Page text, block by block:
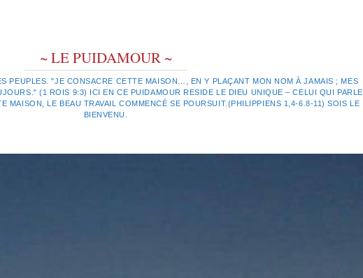
~ LE PUIDAMOUR ~
PEUPLES. "JE CONSACRE CETTE MAISON…, EN Y PLAÇANT MON NOM À JAMAIS ; MES
(1 ROIS 9:3) ICI EN CE PUIDAMOUR RESIDE LE DIEU UNIQUE – CELUI QUI PARLE
MAISON, LE BEAU TRAVAIL COMMENCÉ SE POURSUIT.(PHILIPPIENS 1,4-6.8-11) SOIS LE
BIENVENU.